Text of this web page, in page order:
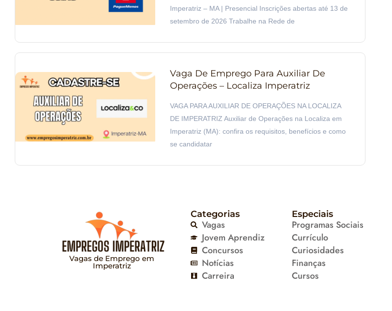
Imperatriz – MA | Presencial Inscrições abertas até 13 de
setembro de 2026 Trabalhe na Rede de
Vaga De Emprego Para Auxiliar De
Operações – Localiza Imperatriz
VAGA PARA AUXILIAR DE OPERAÇÕES NA LOCALIZA
DE IMPERATRIZ Auxiliar de Operações na Localiza em
Imperatriz (MA): confira os requisitos, benefícios e como
se candidatar
Vagas de Emprego em
Imperatriz
Categorias
Vagas
Jovem Aprendiz
Concursos
Notícias
Carreira
Especiais
Programas Sociais
Currículo
Curiosidades
Finanças
Cursos